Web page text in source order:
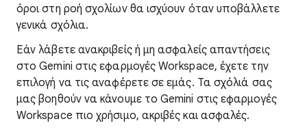
όροι στη ροή σχολίων θα ισχύουν όταν υποβάλλετε
γενικά σχόλια.
Εάν λάβετε ανακριβείς ή μη ασφαλείς απαντήσεις
στο Gemini στις εφαρμογές Workspace, έχετε την
επιλογή να τις αναφέρετε σε εμάς. Τα σχόλιά σας
μας βοηθούν να κάνουμε το Gemini στις εφαρμογές
Workspace πιο χρήσιμο, ακριβές και ασφαλές.